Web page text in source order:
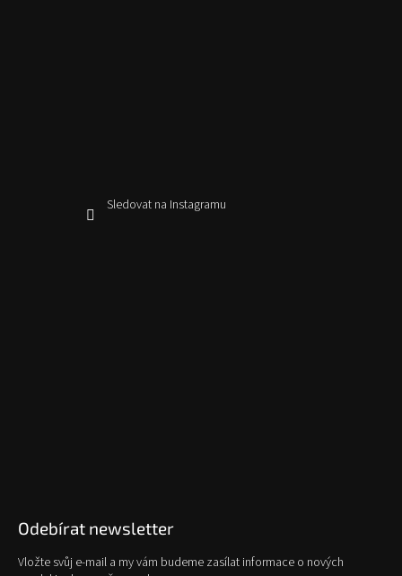
Sledovat na Instagramu
Odebírat newsletter
Vložte svůj e-mail a my vám budeme zasílat informace o nových